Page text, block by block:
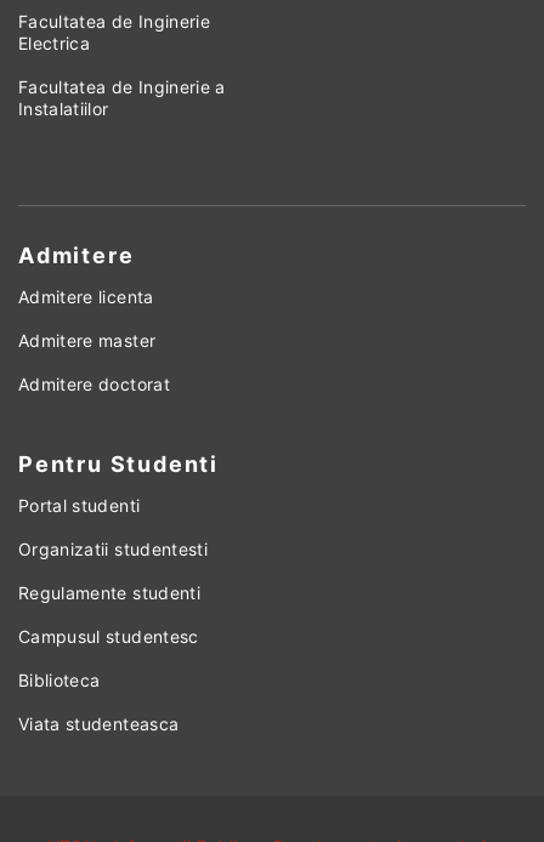
Facultatea de Inginerie
Electrica
Facultatea de Inginerie a
Instalatiilor
Admitere
Admitere licenta
Admitere master
Admitere doctorat
Pentru Studenti
Portal studenti
Organizatii studentesti
Regulamente studenti
Campusul studentesc
Biblioteca
Viata studenteasca